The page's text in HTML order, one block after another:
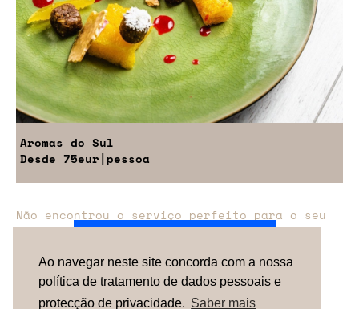
Ao navegar neste site concorda com a nossa
política de tratamento de dados pessoais e
protecção de privacidade. Saber mais
Aromas do Sul
Desde 75eur|pessoa
Não encontrou o serviço perfeito para o seu
evento?
Entre em contacto connosco.
TERMOS & CONDIÇÕES SOBRE NÓS
COMO
FUNCIONA
CONTACTOS NEWSLETTER